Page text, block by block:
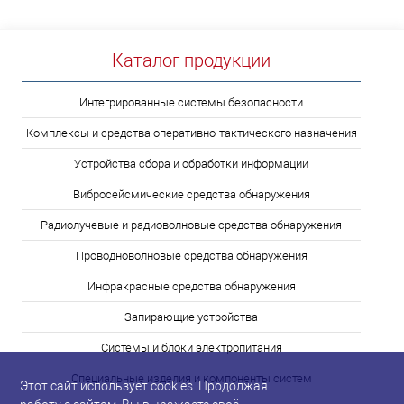
Каталог продукции
Интегрированные системы безопасности
Комплексы и средства оперативно-тактического назначения
Устройства сбора и обработки информации
Вибросейсмические средства обнаружения
Радиолучевые и радиоволновые средства обнаружения
Проводноволновые средства обнаружения
Инфракрасные средства обнаружения
Запирающие устройства
Системы и блоки электропитания
Специальные изделия и компоненты систем
Этот сайт использует cookies. Продолжая